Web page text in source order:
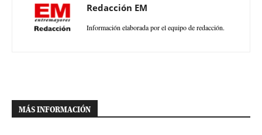
Redacción EM
Información elaborada por el equipo de redacción.
MÁS INFORMACIÓN